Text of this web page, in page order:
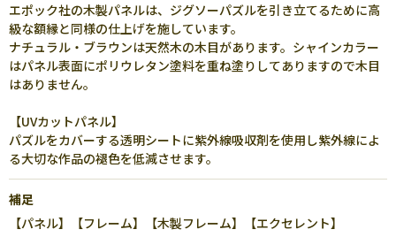
エポック社の木製パネルは、ジグソーパズルを引き立てるために高
級な額縁と同様の仕上げを施しています。
ナチュラル・ブラウンは天然木の木目があります。シャインカラー
はパネル表面にポリウレタン塗料を重ね塗りしてありますので木目
はありません。
【UVカットパネル】
パズルをカバーする透明シートに紫外線吸収剤を使用し紫外線によ
る大切な作品の褪色を低減させます。
補足
【パネル】【フレーム】【木製フレーム】【エクセレント】